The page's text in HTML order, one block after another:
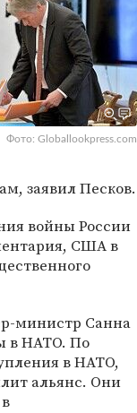
Фото: Globallookpress.com
заявил Песков.
войны России
США в
министр Санна
в НАТО. По
в НАТО,
альянс. Они